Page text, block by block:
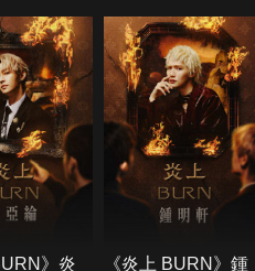
》炎 《炎上 BURN》鍾